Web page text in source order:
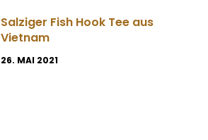
Salziger Fish Hook Tee aus
Vietnam
26. MAI 2021